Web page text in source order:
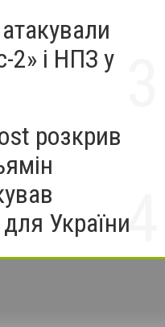
2» і НПЗ у
розкрив
України